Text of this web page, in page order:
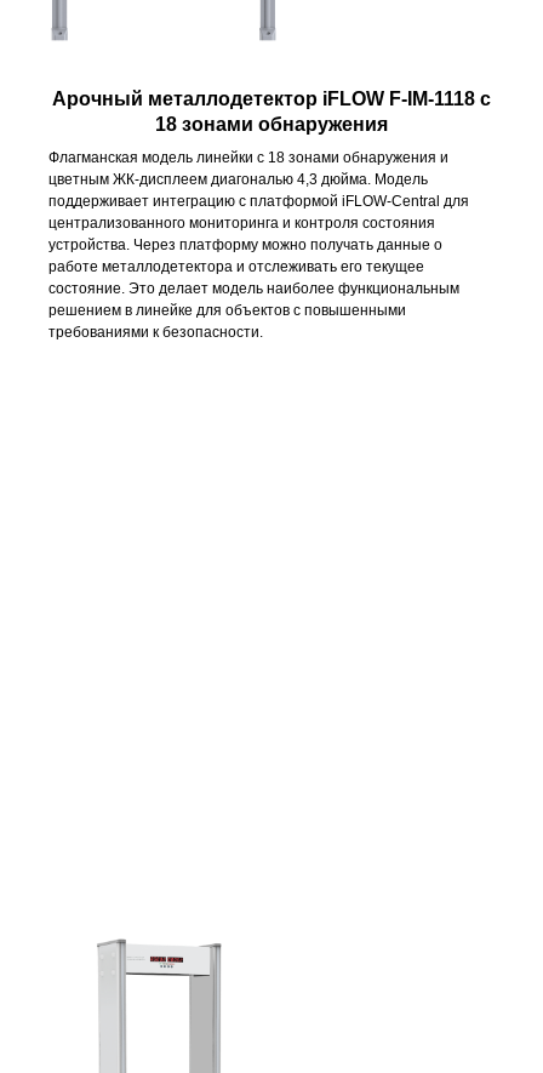
Арочный металлодетектор iFLOW F-IM-1118 с
18 зонами обнаружения
Флагманская модель линейки с 18 зонами обнаружения и
цветным ЖК-дисплеем диагональю 4,3 дюйма. Модель
поддерживает интеграцию с платформой iFLOW-Central для
централизованного мониторинга и контроля состояния
устройства. Через платформу можно получать данные о
работе металлодетектора и отслеживать его текущее
состояние. Это делает модель наиболее функциональным
решением в линейке для объектов с повышенными
требованиями к безопасности.